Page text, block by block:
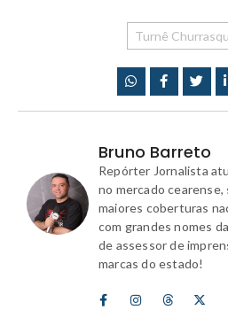
Turnê
Bruno Barreto
Repórter Jornalista
no mercado
maiores coberturas
com grandes nomes
de assessor de
marcas do estado!